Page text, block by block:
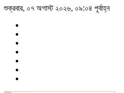
শুক্রবার, ০৭ অগাস্ট ২০২৬, ০৯:০৪ পূর্বাহ্ন